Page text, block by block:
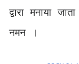
द्वारा मनाया
नमन ।